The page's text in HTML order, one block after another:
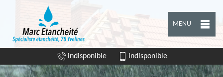
MENU
indisponible indisponible